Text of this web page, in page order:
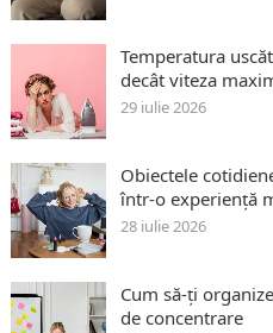
Temperatura
decât viteza
29 iulie 2026
Obiectele
într-o experiență
28 iulie 2026
Cum să-ți
de concentrare